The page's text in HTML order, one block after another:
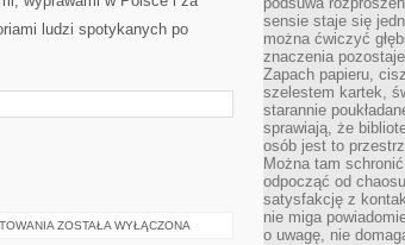
ludzi spotykanych po
BEZPIECZEŃSTWO
ZOSTAŁA WYŁĄCZONA
sensie staje się
można ćwiczyć
znaczenia
Zapach papieru,
szelestem kartek,
starannie
sprawiają, że
osób jest to
Można tam
odpocząć od
satysfakcję z
nie miga
o uwagę, nie